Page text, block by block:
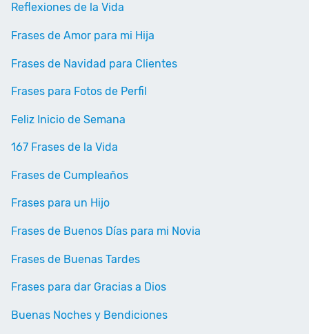
Reflexiones de la Vida
Frases de Amor para mi Hija
Frases de Navidad para Clientes
Frases para Fotos de Perfil
Feliz Inicio de Semana
167 Frases de la Vida
Frases de Cumpleaños
Frases para un Hijo
Frases de Buenos Días para mi Novia
Frases de Buenas Tardes
Frases para dar Gracias a Dios
Buenas Noches y Bendiciones